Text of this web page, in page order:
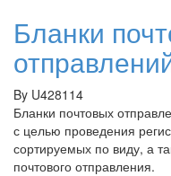
Бланки
By U428114
Бланки почтовых
с целью проведения
сортируемых по виду, а
почтового отправления.